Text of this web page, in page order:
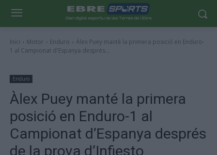
Inici Motor Enduro
Àlex Puey manté la primera posició en Enduro-
1 al Campionat d'Espanya després...
Enduro
Àlex Puey manté la primera
posició en Enduro-1 al
Campionat d’Espanya després
de la prova d’Infiesto